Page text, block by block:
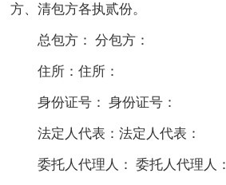
方、清包方各执贰份。
总包方： 分包方：
住所：住所：
身份证号： 身份证号：
法定人代表：法定人代表：
委托人代理人： 委托人代理人：